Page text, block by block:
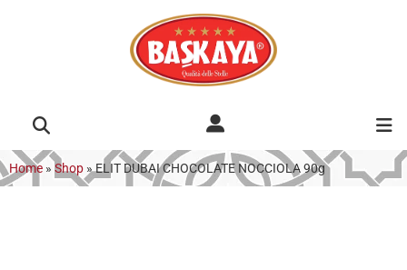
Home » Shop »ELIT DUBAI CHOCOLATE NOCCIOLA 90g